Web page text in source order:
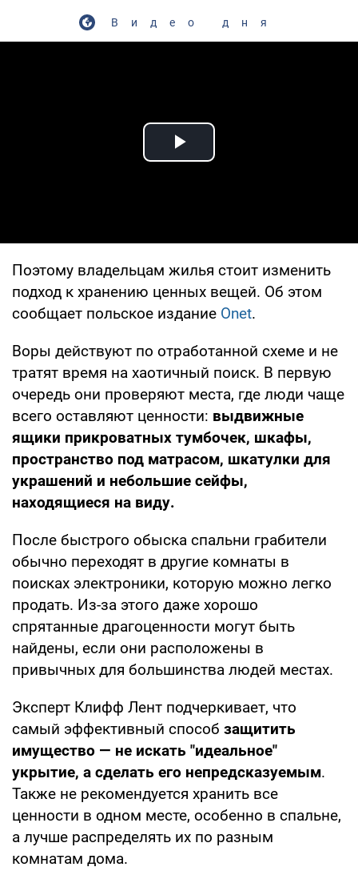
Видео дня
Play Video
Поэтому владельцам жилья стоит изменить
подход к хранению ценных вещей. Об этом
сообщает польское издание Onet.
Воры действуют по отработанной схеме и не
тратят время на хаотичный поиск. В первую
очередь они проверяют места, где люди чаще
всего оставляют ценности: выдвижные
ящики прикроватных тумбочек, шкафы,
пространство под матрасом, шкатулки для
украшений и небольшие сейфы,
находящиеся на виду.
После быстрого обыска спальни грабители
обычно переходят в другие комнаты в
поисках электроники, которую можно легко
продать. Из-за этого даже хорошо
спрятанные драгоценности могут быть
найдены, если они расположены в
привычных для большинства людей местах.
Эксперт Клифф Лент подчеркивает, что
самый эффективный способ защитить
имущество — не искать "идеальное"
укрытие, а сделать его непредсказуемым.
Также не рекомендуется хранить все
ценности в одном месте, особенно в спальне,
а лучше распределять их по разным
комнатам дома.